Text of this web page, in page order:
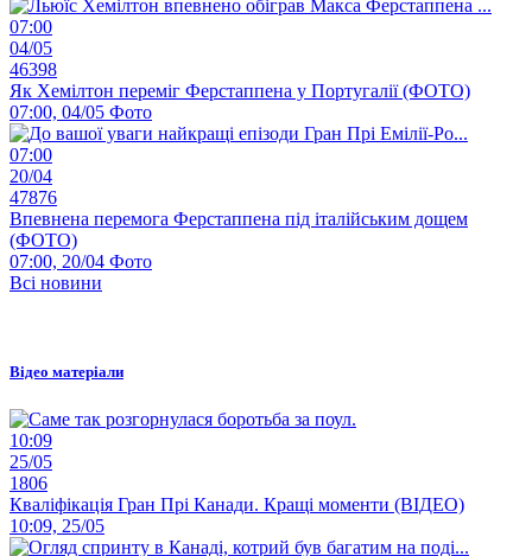
07:00
04/05
46398
Як Хемілтон переміг Ферстаппена у Португалії (ФОТО)
07:00, 04/05 Фото
07:00
20/04
47876
Впевнена перемога Ферстаппена під італійським дощем
(ФОТО)
07:00, 20/04 Фото
Всі новини
Відео матеріали
10:09
25/05
1806
Кваліфікація Гран Прі Канади. Кращі моменти (ВІДЕО)
10:09, 25/05